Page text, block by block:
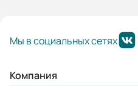
Мы в социальных сетях
Компания